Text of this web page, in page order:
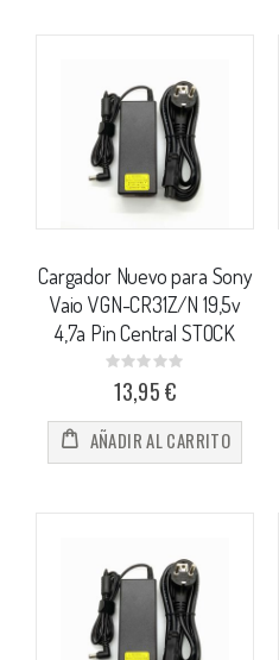
Cargador Nuevo para Sony
Vaio VGN-CR31Z/N 19,5v
4,7a Pin Central STOCK
Rating:
0%13,95 €
AÑADIR AL CARRITO